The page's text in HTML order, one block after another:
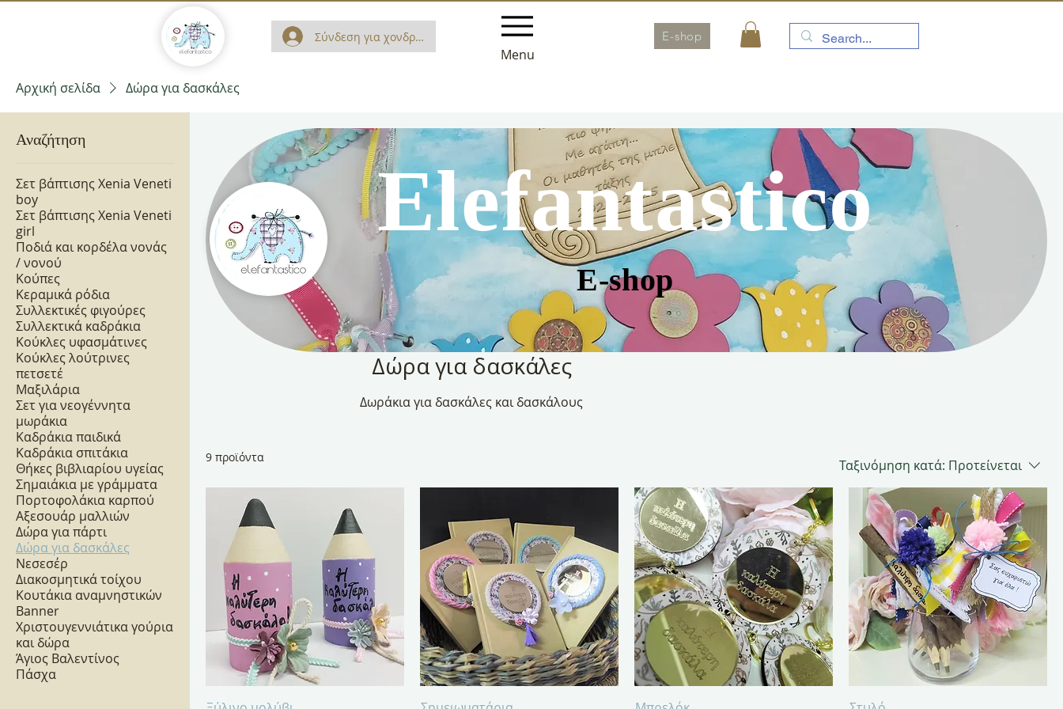
Σύνδεση για χονδρική E-shop
Menu
Αρχική σελίδα
Δώρα για δασκάλες
Αναζήτηση
Σετ βάπτισης Xenia Veneti
boy
Σετ βάπτισης Xenia Veneti
girl
Ποδιά και κορδέλα νονάς
/ νονού
Κούπες
Κεραμικά ρόδια
Συλλεκτικές φιγούρες
Συλλεκτικά καδράκια
Κούκλες υφασμάτινες
Κούκλες λούτρινες
πετσετέ
Μαξιλάρια
Σετ για νεογέννητα
μωράκια
Καδράκια παιδικά
Καδράκια σπιτάκια
Θήκες βιβλιαρίου υγείας
Σημαιάκια με γράμματα
Πορτοφολάκια καρπού
Αξεσουάρ μαλλιών
Δώρα για πάρτι
Δώρα για δασκάλες
Νεσεσέρ
Διακοσμητικά τοίχου
Κουτάκια αναμνηστικών
Banner
Χριστουγεννιάτικα γούρια
και δώρα
Άγιος Βαλεντίνος
Πάσχα
Δώρα για δασκάλες
Δωράκια για δασκάλες και δασκάλους
9 προϊόντα Ταξινόμηση κατά: Προτείνεται
Γρήγορη προβολή Γρήγορη προβολή Γρήγορη προβολή
Elefantastico
E-shop